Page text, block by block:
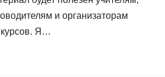
и организаторам
Я…